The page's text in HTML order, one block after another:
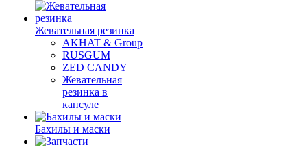
Жевательная резинка
AKHAT & Group
RUSGUM
ZED CANDY
Жевательная
резинка в
капсуле
Бахилы и маски